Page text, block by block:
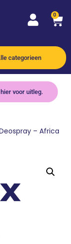
0
categorieen
voor uitleg.
– Africa